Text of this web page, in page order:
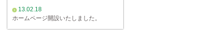
13.02.18
ホームページ開設いたしました。